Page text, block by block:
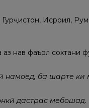
Исроил,
нав фаъол сохтани
намоед, ба шарте ки
дастрас мебошад.